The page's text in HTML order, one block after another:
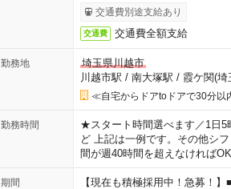
交通費別途支給あり
交通費 交通費全額支給
勤務地
埼玉県川越市
川越市駅 / 南大塚駅 / 霞ケ関(埼
≪自宅からドアtoドアで30分以
勤務時間
★スタート時間選べます／1日5
ど 上記は一例です。その他シ
間が週40時間を超えなければOK
期間 【現在も積極採用中！急募！